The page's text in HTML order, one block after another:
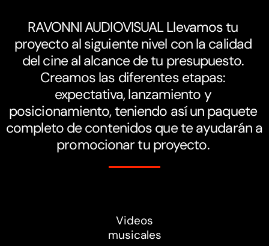
RAVONNI AUDIOVISUAL Llevamos tu
proyecto al siguiente nivel con la calidad
del cine al alcance de tu presupuesto.
Creamos las diferentes etapas:
expectativa, lanzamiento y
posicionamiento, teniendo así un paquete
completo de contenidos que te ayudarán a
promocionar tu proyecto.
Videos
musicales